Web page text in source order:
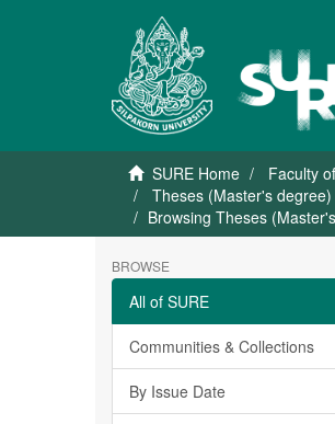
SURE Home Faculty
Theses (Master's
Browsing Theses
BROWSE
All of SURE
Communities & Collections
By Issue Date